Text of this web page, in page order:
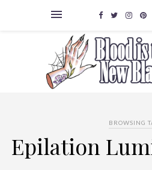
BROWSING
Epilation